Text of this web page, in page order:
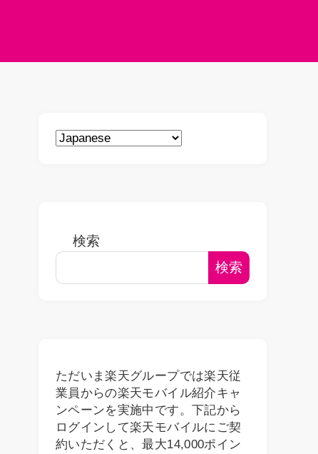
検索
検索
ただいま楽天グループでは楽天従
業員からの楽天モバイル紹介キャ
ンペーンを実施中です。下記から
ログインして楽天モバイルにご契
約いただくと、最大14,000ポイン